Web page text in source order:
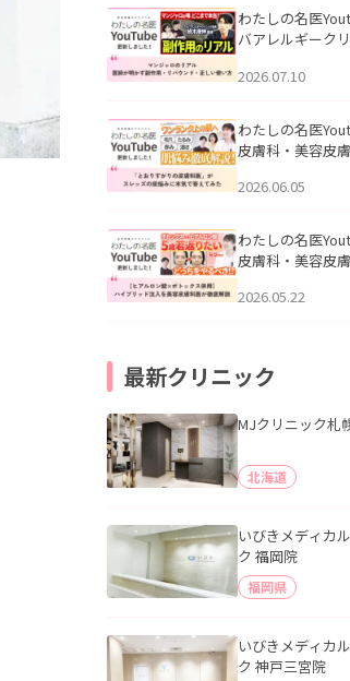
説」を公開いた
わたしの名医
バアレルギーク
医師が明かす副作
公開いたしまし
2026.07.10
わたしの名医
皮膚科・美容皮
ッズの肌悩みに本
た。
2026.06.05
わたしの名医
皮膚科・美容皮
用】ハイブリッド
2026.05.22
最新クリニック
MJクリニック札
北海道
いびきメディカ
ク 福岡院
福岡県
いびきメディカ
ク 神戸三宮院